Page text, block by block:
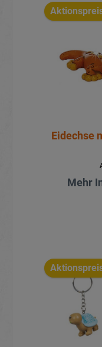
Eidechse
Mehr